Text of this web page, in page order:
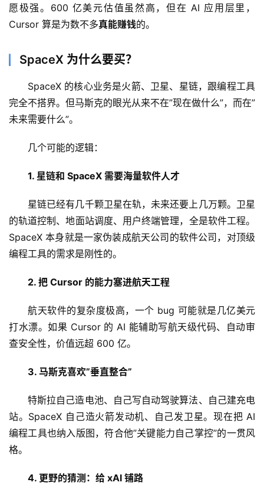
愿极强。600 亿美元估值虽然高，但在 AI 应用层里，
Cursor 算是为数不多真能赚钱的。
SpaceX 为什么要买？
SpaceX 的核心业务是火箭、卫星、星链，跟编程工具
完全不搭界。但马斯克的眼光从来不在”现在做什么”，而在”
未来需要什么”。
几个可能的逻辑：
1. 星链和 SpaceX 需要海量软件人才
星链已经有几千颗卫星在轨，未来还要上几万颗。卫星
的轨道控制、地面站调度、用户终端管理，全是软件工程。
SpaceX 本身就是一家伪装成航天公司的软件公司，对顶级
编程工具的需求是刚性的。
2. 把 Cursor 的能力塞进航天工程
航天软件的复杂度极高，一个 bug 可能就是几亿美元
打水漂。如果 Cursor 的 AI 能辅助写航天级代码、自动审
查安全性，价值远超 600 亿。
3. 马斯克喜欢”垂直整合”
特斯拉自己造电池、自己写自动驾驶算法、自己建充电
站。SpaceX 自己造火箭发动机、自己发卫星。现在把 AI
编程工具也纳入版图，符合他”关键能力自己掌控”的一贯风
格。
4. 更野的猜测：给 xAI 铺路